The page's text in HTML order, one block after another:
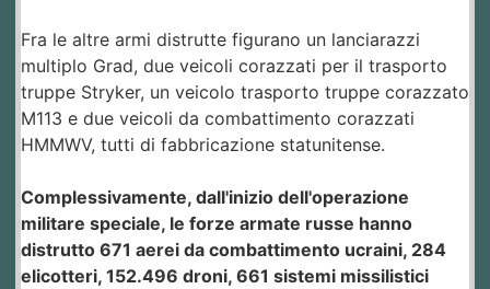
Fra le altre armi distrutte figurano un lanciarazzi
multiplo Grad, due veicoli corazzati per il trasporto
truppe Stryker, un veicolo trasporto truppe corazzato
M113 e due veicoli da combattimento corazzati
HMMWV, tutti di fabbricazione statunitense.
Complessivamente, dall'inizio dell'operazione
militare speciale, le forze armate russe hanno
distrutto 671 aerei da combattimento ucraini, 284
elicotteri, 152.496 droni, 661 sistemi missilistici